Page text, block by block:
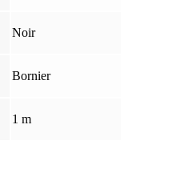
Noir
Bornier
1 m